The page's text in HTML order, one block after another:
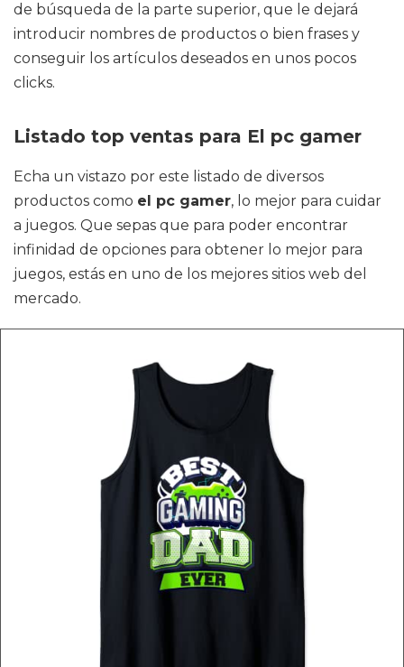
de búsqueda de la parte superior, que le dejará
introducir nombres de productos o bien frases y
conseguir los artículos deseados en unos pocos
clicks.
Listado top ventas para El pc gamer
Echa un vistazo por este listado de diversos
productos como el pc gamer, lo mejor para cuidar
a juegos. Que sepas que para poder encontrar
infinidad de opciones para obtener lo mejor para
juegos, estás en uno de los mejores sitios web del
mercado.